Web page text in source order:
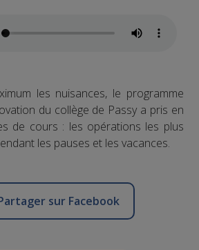
les nuisances, le programme
du collège de Passy a pris en
de cours : les opérations les plus
les pauses et les vacances.
sur Facebook